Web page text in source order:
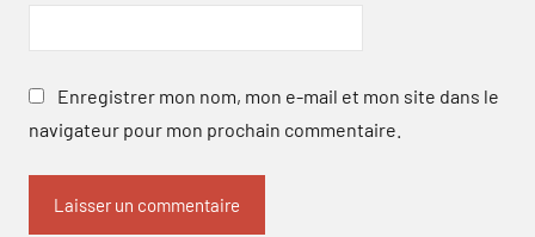
Enregistrer mon nom, mon e-mail et mon site dans le
navigateur pour mon prochain commentaire.